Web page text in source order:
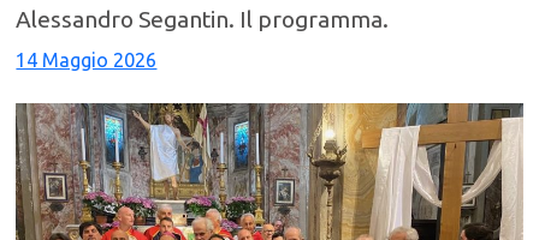
Alessandro Segantin. Il programma.
14 Maggio 2026